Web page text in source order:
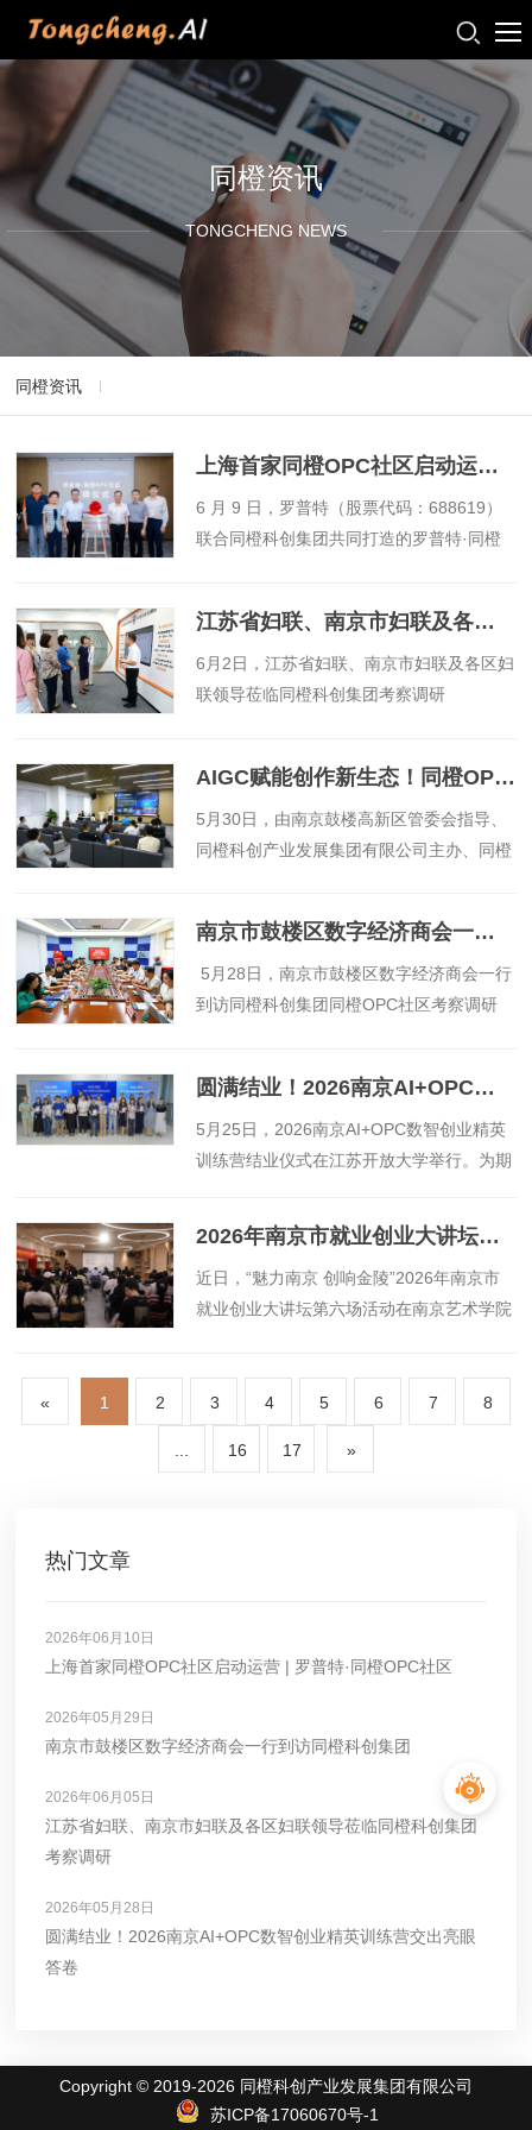
同橙资讯
TONGCHENG NEWS
同橙资讯
上海首家同橙OPC社区启动运营 | 罗普特·同橙OPC社区
​6 月 9 日，罗普特（股票代码：688619）
联合同橙科创集团共同打造的罗普特·同橙
江苏省妇联、南京市妇联及各区妇联领导莅临同橙科创集团考察调研
​6月2日，江苏省妇联、南京市妇联及各区妇
联领导莅临同橙科创集团考察调研
AIGC赋能创作新生态！同橙OPC AI学院公益大讲堂首期开课
​5月30日，由南京鼓楼高新区管委会指导、
同橙科创产业发展集团有限公司主办、同橙
南京市鼓楼区数字经济商会一行到访同橙科创集团
​ 5月28日，南京市鼓楼区数字经济商会一行
到访同橙科创集团同橙OPC社区考察调研
圆满结业！2026南京AI+OPC数智创业精英训练营交出亮眼答卷
​5月25日，2026南京AI+OPC数智创业精英
训练营结业仪式在江苏开放大学举行。为期
南京在新质生产力发展和AI+OPC轻量化创
业赛道的人才培育与项目孵化取得阶段
2026年南京市就业创业大讲坛走进南艺，探索“艺术+AI”创业新路径
​近日，“魅力南京 创响金陵”2026年南京市
就业创业大讲坛第六场活动在南京艺术学院
« 1 2 3 4 5 6 7 8
16 17 »
热门文章
2026年06月10日
上海首家同橙OPC社区启动运营 | 罗普特·同橙OPC社区
2026年05月29日
南京市鼓楼区数字经济商会一行到访同橙科创集团
2026年06月05日
江苏省妇联、南京市妇联及各区妇联领导莅临同橙科创集团
考察调研
2026年05月28日
圆满结业！2026南京AI+OPC数智创业精英训练营交出亮眼
答卷
Copyright © 2019-2026 同橙科创产业发展集团有限公司
苏ICP备17060670号-1